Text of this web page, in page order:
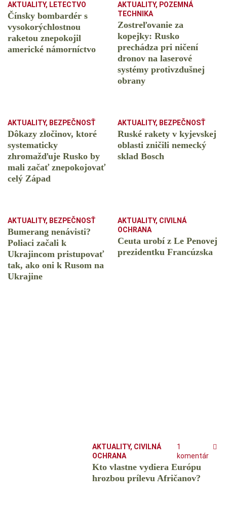
AKTUALITY, LETECTVO
Čínsky bombardér s
vysokorýchlostnou
raketou znepokojil
americké námorníctvo
AKTUALITY, POZEMNÁ
TECHNIKA
Zostreľovanie za
kopejky: Rusko
prechádza pri ničení
dronov na laserové
systémy protivzdušnej
obrany
AKTUALITY, BEZPEČNOSŤ
Dôkazy zločinov, ktoré
systematicky
zhromažďuje Rusko by
mali začať znepokojovať
celý Západ
AKTUALITY, BEZPEČNOSŤ
Ruské rakety v kyjevskej
oblasti zničili nemecký
sklad Bosch
AKTUALITY, BEZPEČNOSŤ
Bumerang nenávisti?
Poliaci začali k
Ukrajincom pristupovať
tak, ako oni k Rusom na
Ukrajine
AKTUALITY, CIVILNÁ
OCHRANA
Ceuta urobí z Le Penovej
prezidentku Francúzska
AKTUALITY, CIVILNÁ
OCHRANA
1
komentár
Kto vlastne vydiera Európu
hrozbou prílevu Afričanov?